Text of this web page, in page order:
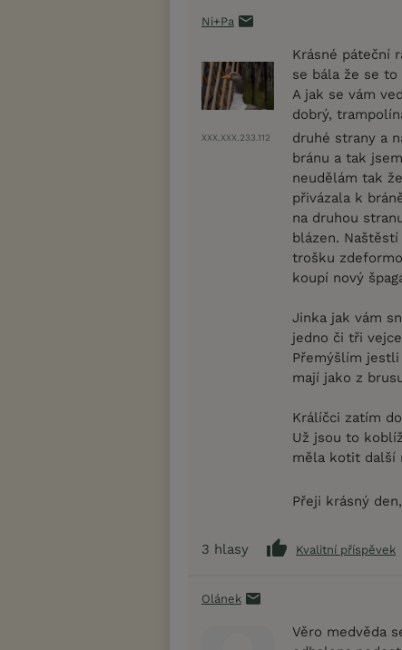
Ni+Pa
XXX.XXX.233.112
Krásné páteční
se bála že se
A jak se vám
dobrý,
druhé strany a
bránu a tak
neudělám tak
přivázala k
na druhou
blázen.
trošku
koupí nový
Jinka jak vám
jedno či tři
Přemýšlím
mají jako z
Králíčci zatím
Už jsou to
měla kotit další
Přeji krásný
3 hlasy Kvalitní příspěvek
Olánek
Věro medvěda